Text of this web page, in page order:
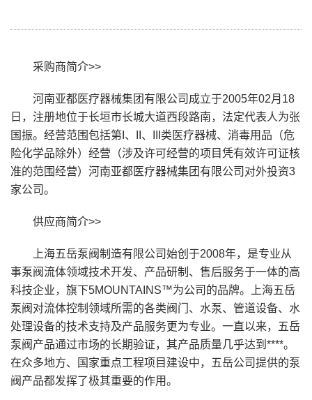
采购商简介>>
河南亚都医疗器械集团有限公司成立于2005年02月18
日，注册地位于长垣市长城大道西段路南，法定代表人为张
国振。经营范围包括第I、II、III类医疗器械、消毒用品（危
险化学品除外）经营（涉及许可经营的项目凭有效许可证核
准的范围经营）河南亚都医疗器械集团有限公司对外投资3
家公司。
供应商简介>>
上海五岳泵阀制造有限公司始创于2008年，是专业从
事泵阀流体领域技术开发、产品研制、售后服务于一体的高
科技企业，旗下5MOUNTAINS™为公司的品牌。上海五岳
泵阀对流体控制领域所需的各类阀门、水泵、管道设备、水
处理设备的技术支持及产品服务更为专业。一直以来，五岳
泵阀产品通过市场的长期验证，其产品质量几乎达到****。
在众多地方、国家重点工程项目建设中，五岳公司提供的泵
阀产品都发挥了极其重要的作用。